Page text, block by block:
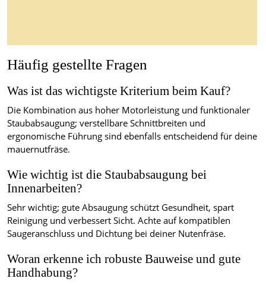
Häufig gestellte Fragen
Was ist das wichtigste Kriterium beim Kauf?
Die Kombination aus hoher Motorleistung und funktionaler
Staubabsaugung; verstellbare Schnittbreiten und
ergonomische Führung sind ebenfalls entscheidend für deine
mauernutfräse.
Wie wichtig ist die Staubabsaugung bei
Innenarbeiten?
Sehr wichtig; gute Absaugung schützt Gesundheit, spart
Reinigung und verbessert Sicht. Achte auf kompatiblen
Saugeranschluss und Dichtung bei deiner Nutenfräse.
Woran erkenne ich robuste Bauweise und gute
Handhabung?